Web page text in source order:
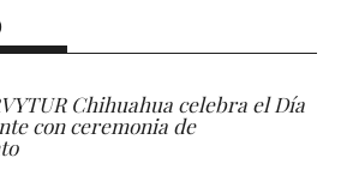
Chihuahua celebra el Día
con ceremonia de